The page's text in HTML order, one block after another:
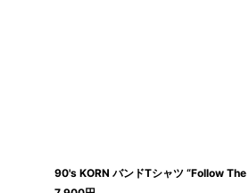
90's KORN バンドTシャツ “Follow